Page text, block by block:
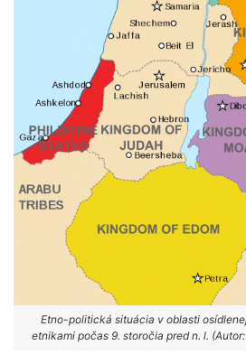
Etno-politická situácia v oblasti
etnikami počas 9. storočia pred n. l.